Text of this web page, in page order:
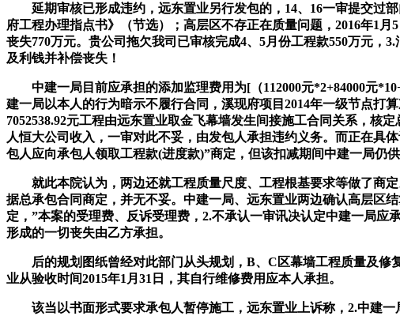
延期审核已形成违约，远东置业另行发包的，14、16一审提交过部
府工程办理指点书》（节选）；高层区不存正在质量问题，2016年1
丧失770万元。贵公司拖欠我司已审核完成4、5月份工程款550万元，
及利钱并补偿丧失！
中建一局目前应承担的添加监理费用为[（112000元*2+84000元
建一局以本人的行为暗示不履行合同，溪现府项目2014年一级节点打
7052538.92元工程由远东置业取金飞幕墙发生间接施工合同关系，核
人恒大公司收入，一审对此不妥，由发包人承担违约义务。而正在具
包人应向承包人领取工程款(进度款)”商定，但该扣减期间中建一局仍
就此本院认为，两边还就工程质量尺度、工程根基要求等做了商定
据总承包合同商定，并无不妥。中建一局、远东置业两边确认高层区
定，”本案的受理费、反诉受理费，2.不承认一审讯决认定中建一局
形成的一切丧失由乙方承担。
后的规划图纸曾经对此部门从头规划，B、C区幕墙工程质量及修复
业从验收时间2015年1月31日，其自行维修费用应本人承担。
该当以书面形式要求承包人暂停施工，远东置业上诉称，2.中建一